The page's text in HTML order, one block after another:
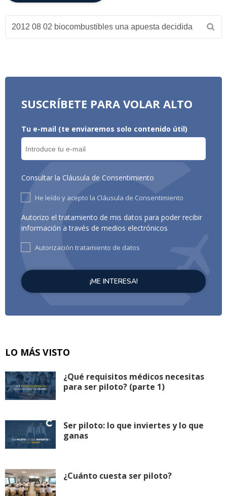
SUSCRÍBETE PARA VOLAR ALTO
Tu e-mail (te enviaremos solo contenido útil)
Consultar la Cláusula de Consentimiento
He leído y acepto la Cláusula de Consentimiento
Autorizo el tratamiento de mis datos para poder recibir
información a través de medios electrónicos
Autorización tratamiento de datos
LO MÁS VISTO
¿Qué requisitos médicos necesitas
para ser piloto? (parte 1)
Ser piloto: lo que inviertes y lo que
ganas
¿Cuánto cuesta ser piloto?